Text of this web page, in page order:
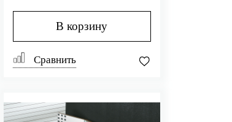
В корзину
Сравнить